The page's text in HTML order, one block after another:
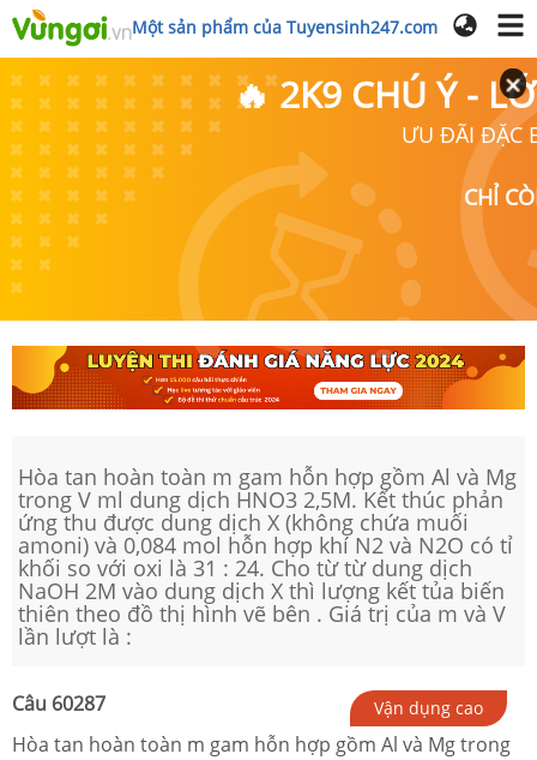
Một sản phẩm của Tuyensinh247.com
🔥 2K9 CHÚ Ý -
ƯU ĐÃI ĐẶC
CHỈ
Hòa tan hoàn toàn m gam hỗn hợp gồm Al và Mg
trong V ml dung dịch HNO3 2,5M. Kết thúc phản
ứng thu được dung dịch X (không chứa muối
amoni) và 0,084 mol hỗn hợp khí N2 và N2O có tỉ
khối so với oxi là 31 : 24. Cho từ từ dung dịch
NaOH 2M vào dung dịch X thì lượng kết tủa biến
thiên theo đồ thị hình vẽ bên . Giá trị của m và V
lần lượt là :
Câu 60287 Vận dụng cao
Hòa tan hoàn toàn m gam hỗn hợp gồm Al và Mg trong